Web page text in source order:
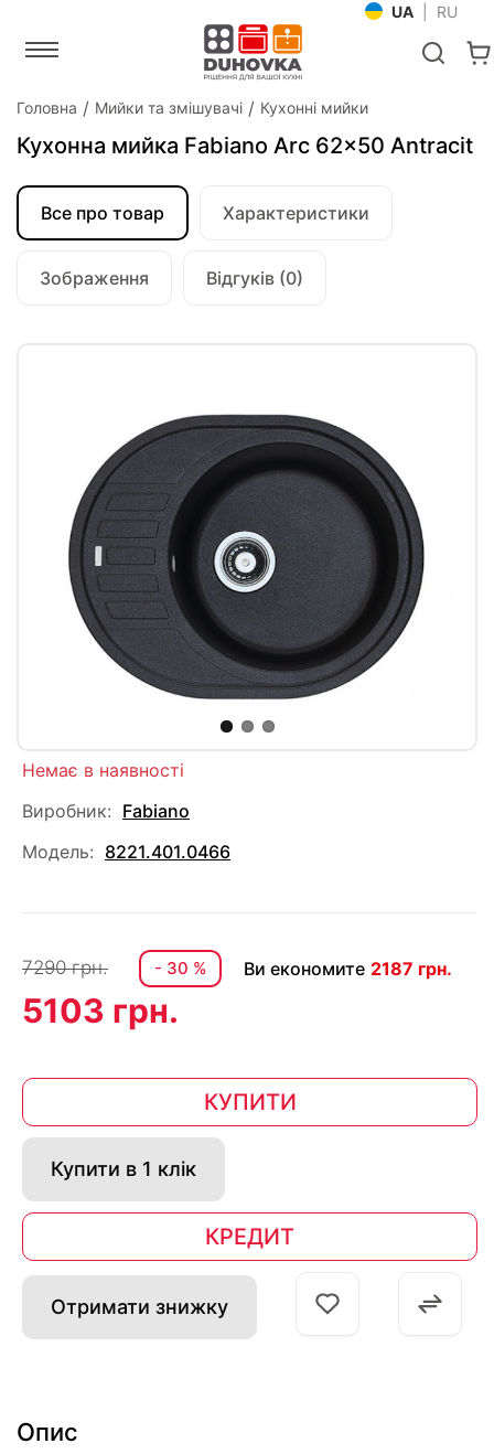
UA RU
Головна Мийки та змішувачі Кухонні мийки
Кухонна мийка Fabiano Arc 62x50 Antracit
Все про товар Характеристики
Зображення Відгуків (0)
Немає в наявності
Виробник: Fabiano
Модель: 8221.401.0466
7290 грн. - 30 % Ви економите 2187 грн.
5103 грн.
КУПИТИ
Купити в 1 клік
КРЕДИТ
Отримати знижку
Опис